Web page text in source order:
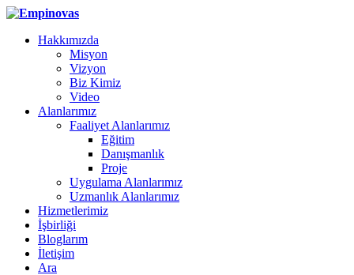
Hakkımızda
Misyon
Vizyon
Biz Kimiz
Video
Alanlarımız
Faaliyet Alanlarımız
Eğitim
Danışmanlık
Proje
Uygulama Alanlarımız
Uzmanlık Alanlarımız
Hizmetlerimiz
İşbirliği
Bloglarım
İletişim
Ara